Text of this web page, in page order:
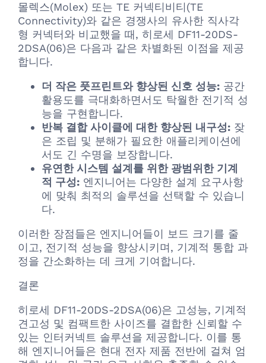
몰렉스(Molex) 또는 TE 커넥티비티(TE
Connectivity)와 같은 경쟁사의 유사한 직사각
형 커넥터와 비교했을 때, 히로세 DF11-20DS-
2DSA(06)은 다음과 같은 차별화된 이점을 제공
합니다.
더 작은 풋프린트와 향상된 신호 성능: 공간
활용도를 극대화하면서도 탁월한 전기적 성
능을 구현합니다.
반복 결합 사이클에 대한 향상된 내구성: 잦
은 조립 및 분해가 필요한 애플리케이션에
서도 긴 수명을 보장합니다.
유연한 시스템 설계를 위한 광범위한 기계
적 구성: 엔지니어는 다양한 설계 요구사항
에 맞춰 최적의 솔루션을 선택할 수 있습니
다.
이러한 장점들은 엔지니어들이 보드 크기를 줄
이고, 전기적 성능을 향상시키며, 기계적 통합 과
정을 간소화하는 데 크게 기여합니다.
결론
히로세 DF11-20DS-2DSA(06)은 고성능, 기계적
견고성 및 컴팩트한 사이즈를 결합한 신뢰할 수
있는 인터커넥트 솔루션을 제공합니다. 이를 통
해 엔지니어들은 현대 전자 제품 전반에 걸쳐 엄